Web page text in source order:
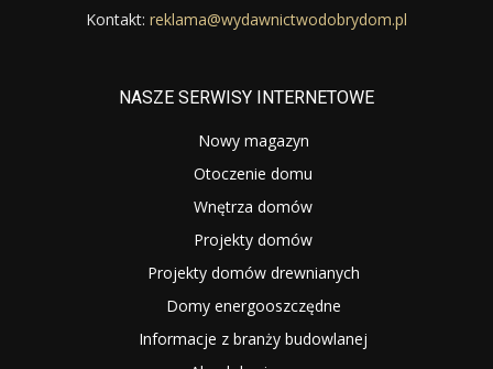
Kontakt: reklama@wydawnictwodobrydom.pl
NASZE SERWISY INTERNETOWE
Nowy magazyn
Otoczenie domu
Wnętrza domów
Projekty domów
Projekty domów drewnianych
Domy energooszczędne
Informacje z branży budowlanej